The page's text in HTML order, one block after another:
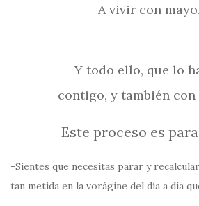
A vivir con
Y todo ello, que lo
contigo, y también
Este proceso es
-Sientes que necesitas parar y
tan metida en la vorágine del día a día